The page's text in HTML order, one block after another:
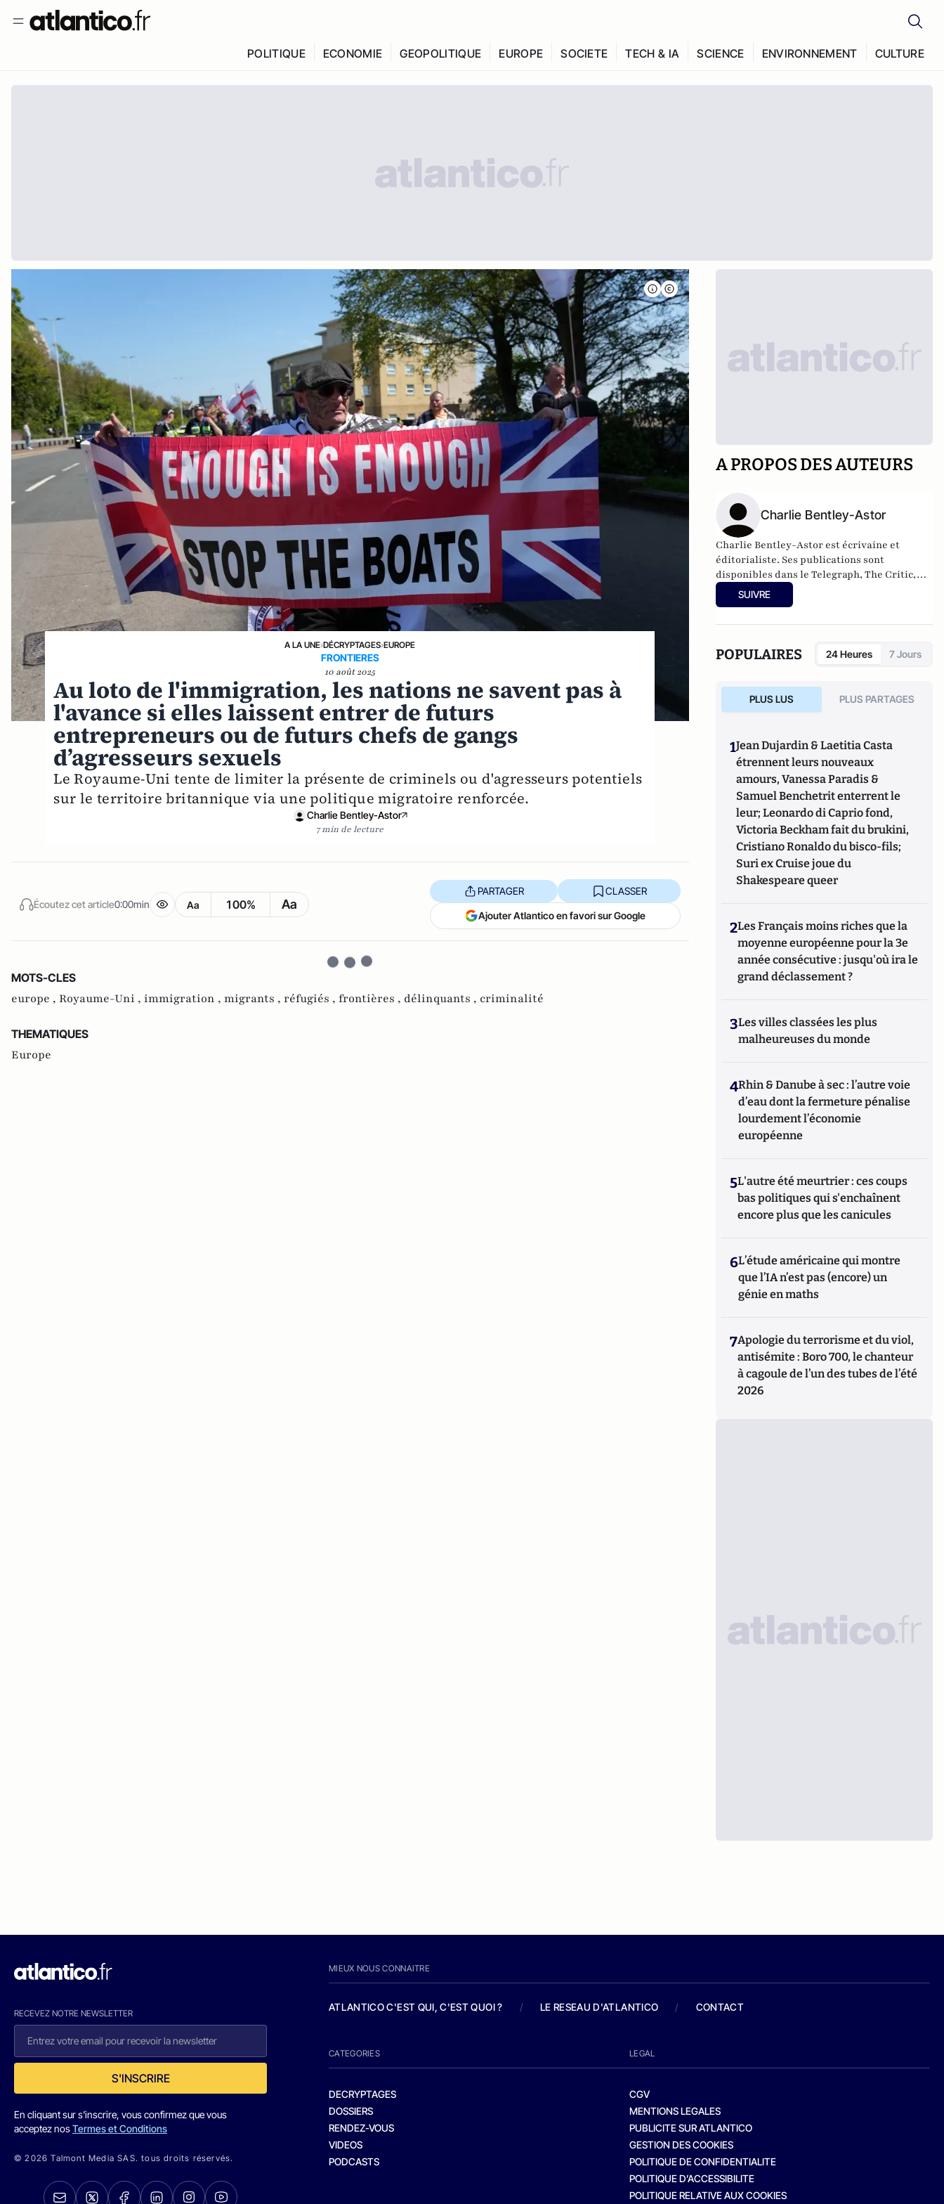
POLITIQUE ECONOMIE GEOPOLITIQUE EUROPE SOCIETE TECH & IA SCIENCE ENVIRONNEMENT CULTURE
A LA UNE›DÉCRYPTAGES›EUROPE
FRONTIERES
10 août 2025
Au loto de l'immigration, les nations ne savent pas à
l'avance si elles laissent entrer de futurs
entrepreneurs ou de futurs chefs de gangs
d’agresseurs sexuels
Le Royaume-Uni tente de limiter la présente de criminels ou d'agresseurs potentiels
sur le territoire britannique via une politique migratoire renforcée.
Charlie Bentley-Astor
7 min de lecture
Écoutez cet article0:00min Aa 100% Aa
PARTAGER CLASSER
Ajouter Atlantico en favori sur Google
MOTS-CLES
europe , Royaume-Uni , immigration , migrants , réfugiés , frontières , délinquants , criminalité
THEMATIQUES
Europe
A PROPOS DES AUTEURS
Charlie Bentley-Astor
Charlie Bentley-Astor est écrivaine et
éditorialiste. Ses publications sont
disponibles dans le Telegraph, The Critic,
The European Conservative et UnHerd.
SUIVRE
POPULAIRES 24 Heures 7 Jours
PLUS LUS PLUS PARTAGES
1Jean Dujardin & Laetitia Casta
étrennent leurs nouveaux
amours, Vanessa Paradis &
Samuel Benchetrit enterrent le
leur; Leonardo di Caprio fond,
Victoria Beckham fait du brukini,
Cristiano Ronaldo du bisco-fils;
Suri ex Cruise joue du
Shakespeare queer
2Les Français moins riches que la
moyenne européenne pour la 3e
année consécutive : jusqu'où ira le
grand déclassement ?
3Les villes classées les plus
malheureuses du monde
4Rhin & Danube à sec : l’autre voie
d’eau dont la fermeture pénalise
lourdement l’économie
européenne
5L'autre été meurtrier : ces coups
bas politiques qui s'enchaînent
encore plus que les canicules
6L’étude américaine qui montre
que l’IA n’est pas (encore) un
génie en maths
7Apologie du terrorisme et du viol,
antisémite : Boro 700, le chanteur
à cagoule de l’un des tubes de l’été
2026
RECEVEZ NOTRE NEWSLETTER
S'INSCRIRE
En cliquant sur s'inscrire, vous confirmez que vous
acceptez nosTermes et Conditions
© 2026 Talmont Media SAS. tous droits réservés.
MIEUX NOUS CONNAITRE
ATLANTICO C'EST QUI, C'EST QUOI ? / LE RESEAU D'ATLANTICO / CONTACT
CATEGORIES
DECRYPTAGES
DOSSIERS
RENDEZ-VOUS
VIDEOS
PODCASTS
LEGAL
CGV
MENTIONS LEGALES
PUBLICITE SUR ATLANTICO
GESTION DES COOKIES
POLITIQUE DE CONFIDENTIALITE
POLITIQUE D’ACCESSIBILITE
POLITIQUE RELATIVE AUX COOKIES